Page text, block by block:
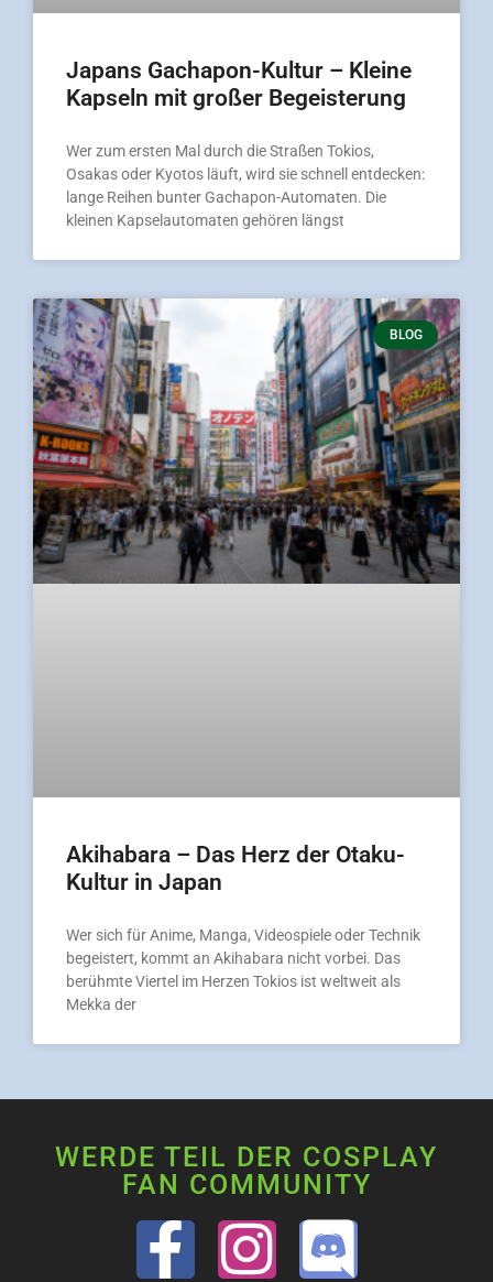
Japans Gachapon-Kultur – Kleine
Kapseln mit großer Begeisterung
Wer zum ersten Mal durch die Straßen Tokios,
Osakas oder Kyotos läuft, wird sie schnell entdecken:
lange Reihen bunter Gachapon-Automaten. Die
kleinen Kapselautomaten gehören längst
BLOG
Akihabara – Das Herz der Otaku-
Kultur in Japan
Wer sich für Anime, Manga, Videospiele oder Technik
begeistert, kommt an Akihabara nicht vorbei. Das
berühmte Viertel im Herzen Tokios ist weltweit als
Mekka der
WERDE TEIL DER COSPLAY
FAN COMMUNITY